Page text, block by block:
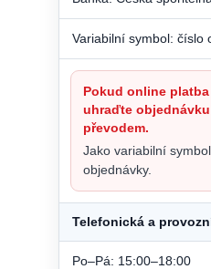
Variabilní symbol: číslo
Pokud online
uhraďte
převodem.
Jako variabilní
objednávky.
Telefonická a
Po–Pá: 15:00–18:00